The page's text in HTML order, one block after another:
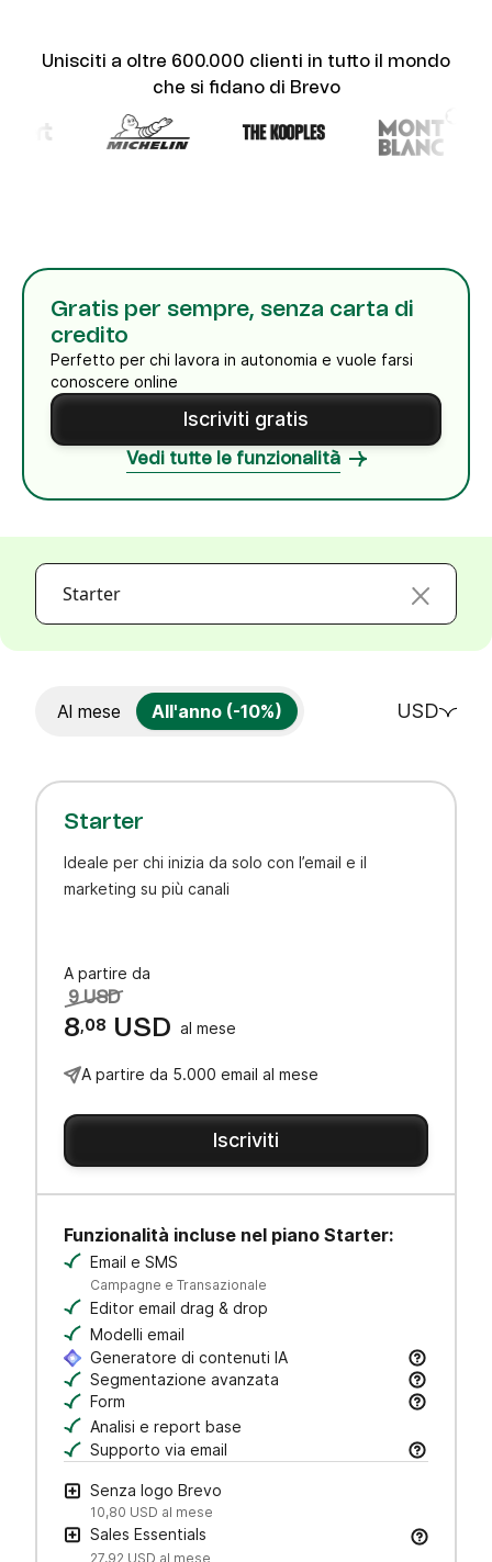
Unisciti a oltre 600.000 clienti in tutto il mondo
che si fidano di Brevo
Gratis per sempre, senza carta di
credito
Perfetto per chi lavora in autonomia e vuole farsi
conoscere online
Iscriviti gratis
Vedi tutte le funzionalità
Starter
Al mese All'anno (-10%) USD
Starter
Ideale per chi inizia da solo con l’email e il
marketing su più canali
A partire da
9 USD
8 ,08 USD al mese
A partire da 5.000 email al mese
Iscriviti
Funzionalità incluse nel piano Starter:
Email e SMS
Campagne e Transazionale
Editor email drag & drop
Modelli email
Generatore di contenuti IA
Crea oggetti e testi email, adatta il tono e molto
Segmentazione avanzata
Cerca, salva e gestisci i contatti con filtri come
Form
Crea moduli personalizzati per acquisire lead
Analisi e report base
Supporto via email
Senza logo Brevo
10,80 USD al mese
Sales Essentials
27,92 USD al mese